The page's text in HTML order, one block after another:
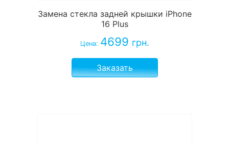
Замена стекла задней крышки iPhone
16 Plus
Цена: 4699 грн.
Заказать